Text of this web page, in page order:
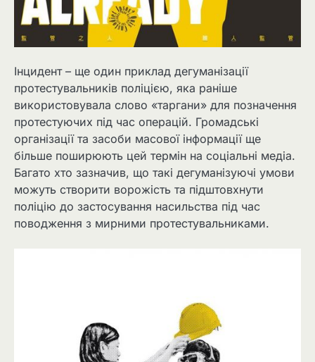
Інцидент – ще один приклад дегуманізації
протестувальників поліцією, яка раніше
використовувала слово «таргани» для позначення
протестуючих під час операцій. Громадські
організації та засоби масової інформації ще
більше поширюють цей термін на соціальні медіа.
Багато хто зазначив, що такі дегуманізуючі умови
можуть створити ворожість та підштовхнути
поліцію до застосування насильства під час
поводження з мирними протестувальниками.